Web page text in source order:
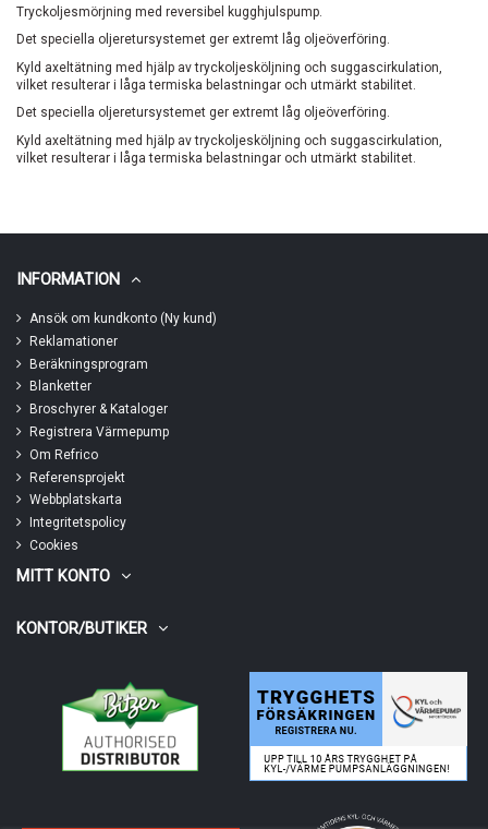
Tryckoljesmörjning med reversibel kugghjulspump.
Det speciella oljeretursystemet ger extremt låg oljeöverföring.
Kyld axeltätning med hjälp av tryckoljesköljning och suggascirkulation,
vilket resulterar i låga termiska belastningar och utmärkt stabilitet.
Det speciella oljeretursystemet ger extremt låg oljeöverföring.
Kyld axeltätning med hjälp av tryckoljesköljning och suggascirkulation,
vilket resulterar i låga termiska belastningar och utmärkt stabilitet.
INFORMATION
Ansök om kundkonto (Ny kund)
Reklamationer
Beräkningsprogram
Blanketter
Broschyrer & Kataloger
Registrera Värmepump
Om Refrico
Referensprojekt
Webbplatskarta
Integritetspolicy
Cookies
MITT KONTO
KONTOR/BUTIKER